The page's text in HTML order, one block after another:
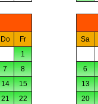
Do
Fr
1
7
8
14
15
21
22
Sa
6
13
20